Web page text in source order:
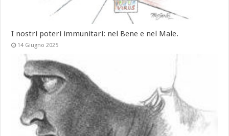
I nostri poteri immunitari: nel Bene e nel Male.
14 Giugno 2025